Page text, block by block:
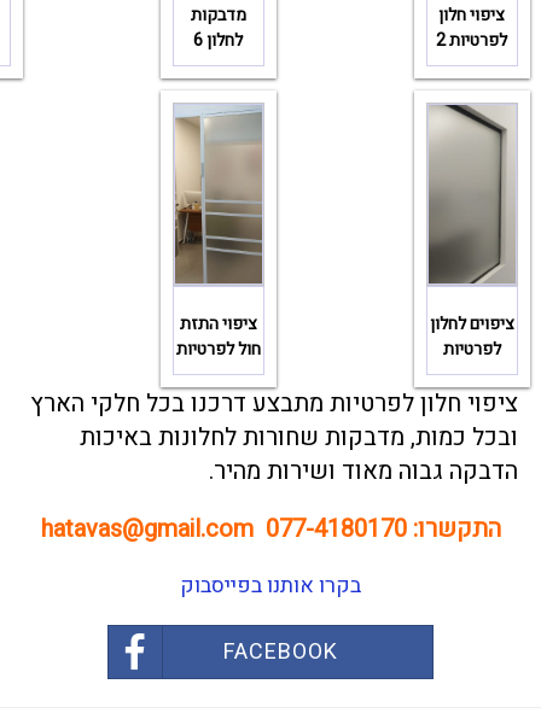
ציפוי חלון
לפרטיות 2
מדבקות
לחלון 6
ציפוים לחלון
לפרטיות
ציפוי התזת
חול לפרטיות
ציפוי חלון לפרטיות מתבצע דרכנו בכל חלקי הארץ
ובכל כמות, מדבקות שחורות לחלונות באיכות
הדבקה גבוה מאוד ושירות מהיר.
התקשרו:077-4180170
hatavas@gmail.com
בקרו אותנו בפייסבוק
FACEBOOK